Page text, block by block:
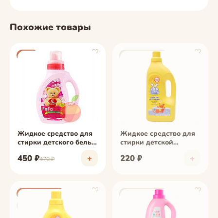
Похожие товары
♡
фото скоро
Жидкое средство для
стирки детского белья
флакон 1 л
450 ₽470 ₽ +
Нет в наличии ♡
фото скоро
Жидкое средство для
стирки детской
1.2 л
220 ₽ +
Нет в наличии
♡ Нет в наличии ♡